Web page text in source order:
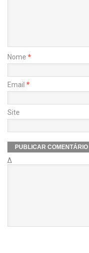
Nome *
Email *
Site
Δ